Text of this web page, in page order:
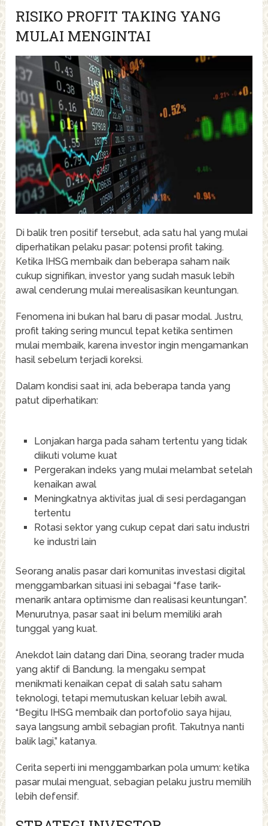
RISIKO PROFIT TAKING YANG
MULAI MENGINTAI
Di balik tren positif tersebut, ada satu hal yang mulai
diperhatikan pelaku pasar: potensi profit taking.
Ketika IHSG membaik dan beberapa saham naik
cukup signifikan, investor yang sudah masuk lebih
awal cenderung mulai merealisasikan keuntungan.
Fenomena ini bukan hal baru di pasar modal. Justru,
profit taking sering muncul tepat ketika sentimen
mulai membaik, karena investor ingin mengamankan
hasil sebelum terjadi koreksi.
Dalam kondisi saat ini, ada beberapa tanda yang
patut diperhatikan:
Lonjakan harga pada saham tertentu yang tidak
diikuti volume kuat
Pergerakan indeks yang mulai melambat setelah
kenaikan awal
Meningkatnya aktivitas jual di sesi perdagangan
tertentu
Rotasi sektor yang cukup cepat dari satu industri
ke industri lain
Seorang analis pasar dari komunitas investasi digital
menggambarkan situasi ini sebagai “fase tarik-
menarik antara optimisme dan realisasi keuntungan”.
Menurutnya, pasar saat ini belum memiliki arah
tunggal yang kuat.
Anekdot lain datang dari Dina, seorang trader muda
yang aktif di Bandung. Ia mengaku sempat
menikmati kenaikan cepat di salah satu saham
teknologi, tetapi memutuskan keluar lebih awal.
“Begitu IHSG membaik dan portofolio saya hijau,
saya langsung ambil sebagian profit. Takutnya nanti
balik lagi,” katanya.
Cerita seperti ini menggambarkan pola umum: ketika
pasar mulai menguat, sebagian pelaku justru memilih
lebih defensif.